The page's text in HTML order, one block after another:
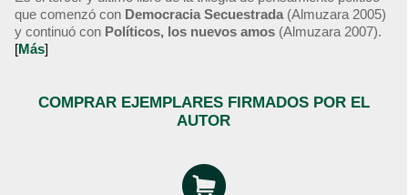
que comenzó con Democracia Secuestrada (Almuzara 2005)
y continuó con Políticos, los nuevos amos (Almuzara 2007).
[Más]
COMPRAR EJEMPLARES FIRMADOS POR EL
AUTOR